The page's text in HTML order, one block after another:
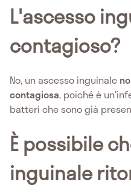
L'ascesso
contagioso?
No, un ascesso inguinale
contagiosa, poiché è
batteri che sono già
È possibile
inguinale